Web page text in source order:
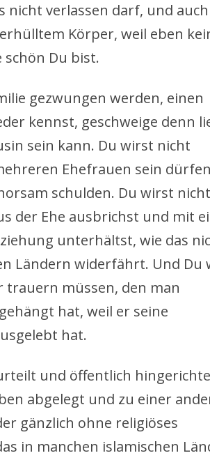
nicht verlassen darf, und
Körper, weil eben
Du bist.
gezwungen werden, einen
kennst, geschweige denn
sein kann. Du wirst nicht
Ehefrauen sein
schulden. Du wirst nicht
der Ehe ausbrichst und mit
unterhältst, wie das
Ländern widerfährt. Und Du
trauern müssen, den man
hat, weil er seine
hat.
und öffentlich
abgelegt und zu einer
gänzlich ohne religiöses
in manchen islamischen